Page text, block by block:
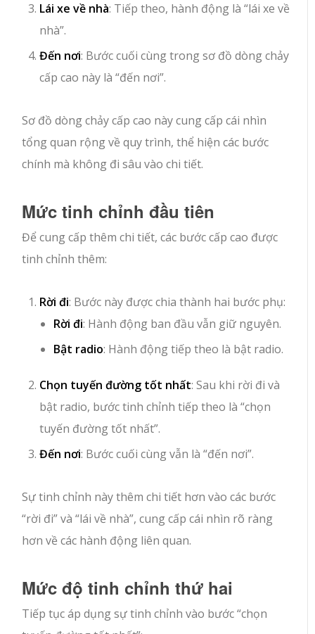
Lái xe về nhà: Tiếp theo, hành động là “lái xe về
nhà”.
Đến nơi: Bước cuối cùng trong sơ đồ dòng chảy
cấp cao này là “đến nơi”.
Sơ đồ dòng chảy cấp cao này cung cấp cái nhìn
tổng quan rộng về quy trình, thể hiện các bước
chính mà không đi sâu vào chi tiết.
Mức tinh chỉnh đầu tiên
Để cung cấp thêm chi tiết, các bước cấp cao được
tinh chỉnh thêm:
Rời đi: Bước này được chia thành hai bước phụ:
Rời đi: Hành động ban đầu vẫn giữ nguyên.
Bật radio: Hành động tiếp theo là bật radio.
Chọn tuyến đường tốt nhất: Sau khi rời đi và
bật radio, bước tinh chỉnh tiếp theo là “chọn
tuyến đường tốt nhất”.
Đến nơi: Bước cuối cùng vẫn là “đến nơi”.
Sự tinh chỉnh này thêm chi tiết hơn vào các bước
“rời đi” và “lái về nhà”, cung cấp cái nhìn rõ ràng
hơn về các hành động liên quan.
Mức độ tinh chỉnh thứ hai
Tiếp tục áp dụng sự tinh chỉnh vào bước “chọn